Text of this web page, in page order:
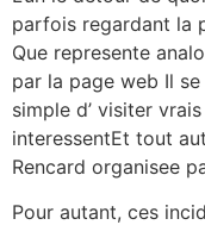
parfois regardant la
Que represente
par la page web Il
simple d’ visiter
interessentEt tout
Rencard organisee
Pour autant, ces